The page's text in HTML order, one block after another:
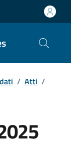
/ Atti /